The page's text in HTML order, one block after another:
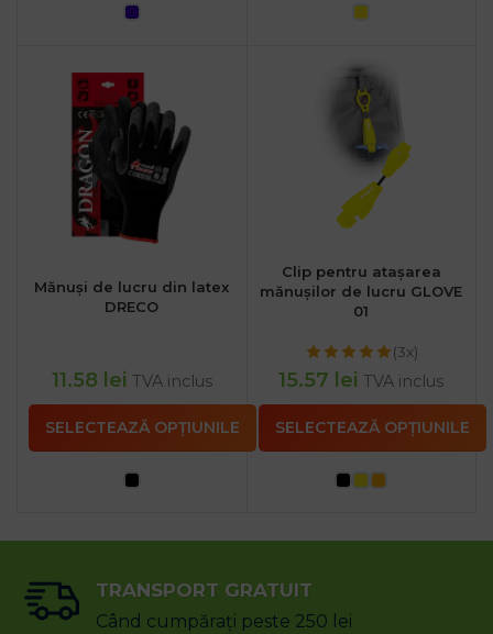
Mănuși de lucru din latex
DRECO
11.58 lei TVA inclus
SELECTEAZĂ OPȚIUNILE
Clip pentru atașarea
mănușilor de lucru GLOVE
01
(3x)
15.57 lei TVA inclus
SELECTEAZĂ OPȚIUNILE
TRANSPORT GRATUIT
Când cumpărați peste 250 lei